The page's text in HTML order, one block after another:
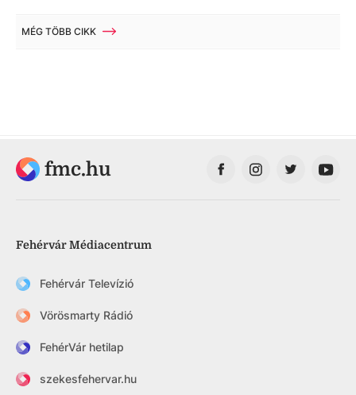
MÉG TÖBB CIKK
fmc.hu
Fehérvár Médiacentrum
Fehérvár Televízió
Vörösmarty Rádió
FehérVár hetilap
szekesfehervar.hu